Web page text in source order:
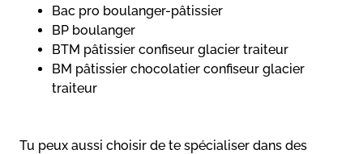
Bac pro boulanger-pâtissier
BP boulanger
BTM pâtissier confiseur glacier traiteur
BM pâtissier chocolatier confiseur glacier
traiteur
Tu peux aussi choisir de te spécialiser dans des